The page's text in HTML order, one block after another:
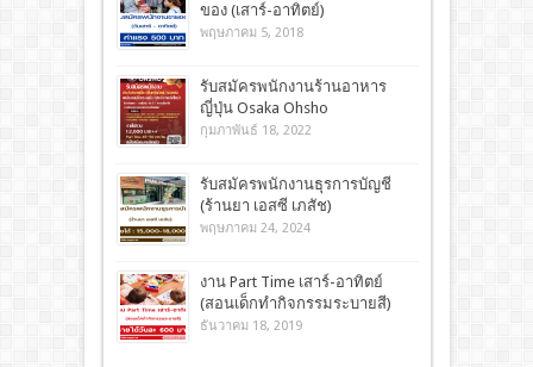
ของ (เสาร์-อาทิตย์)
พฤษภาคม 5, 2018
รับสมัครพนักงานร้านอาหาร
ญี่ปุ่น Osaka Ohsho
กุมภาพันธ์ 18, 2022
รับสมัครพนักงานธุรการบัญชี
(ร้านยา เอสซี เภสัช)
พฤษภาคม 24, 2024
งาน Part Time เสาร์-อาทิตย์
(สอนเด็กทำกิจกรรมระบายสี)
ธันวาคม 18, 2019